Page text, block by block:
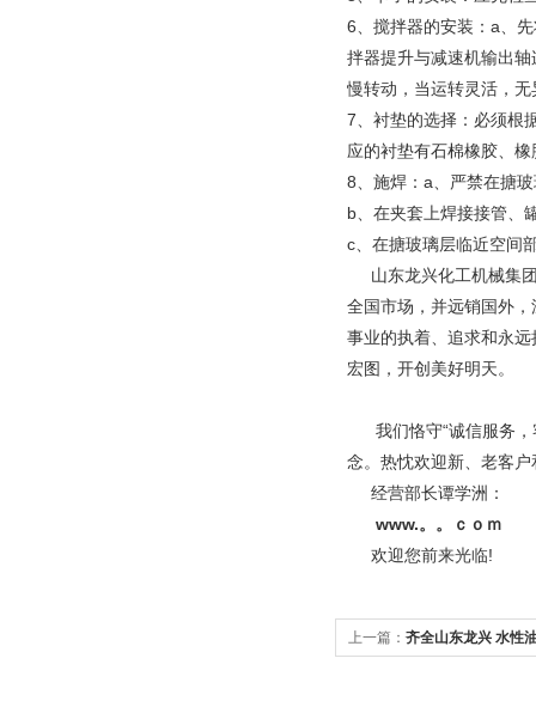
6、搅拌器的安装：a、
拌器提升与减速机输出
慢转动，当运转灵活，
7、衬垫的选择：必须根
应的衬垫有石棉橡胶、
8、施焊：a、严禁在搪
b、在夹套上焊接接管、
c、在搪玻璃层临近空间
山东龙兴化工机械集团
全国市场，并远销国外
事业的执着、追求和永
宏图，开创美好明天。
我们恪守“诚信服务，
念。热忱欢迎新、老客
经营部长谭学洲：
www.。。ｃｏｍ
欢迎您前来光临!
上一篇： 齐全山东龙兴 水性